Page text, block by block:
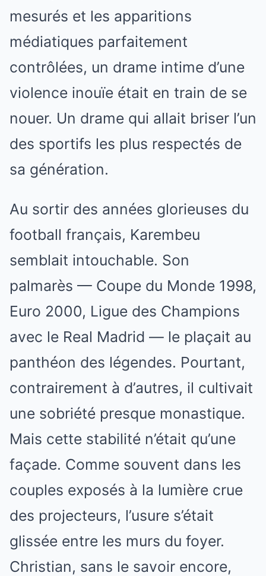
mesurés et les apparitions
médiatiques parfaitement
contrôlées, un drame intime d’une
violence inouïe était en train de se
nouer. Un drame qui allait briser l’un
des sportifs les plus respectés de
sa génération.
Au sortir des années glorieuses du
football français, Karembeu
semblait intouchable. Son
palmarès — Coupe du Monde 1998,
Euro 2000, Ligue des Champions
avec le Real Madrid — le plaçait au
panthéon des légendes. Pourtant,
contrairement à d’autres, il cultivait
une sobriété presque monastique.
Mais cette stabilité n’était qu’une
façade. Comme souvent dans les
couples exposés à la lumière crue
des projecteurs, l’usure s’était
glissée entre les murs du foyer.
Christian, sans le savoir encore,